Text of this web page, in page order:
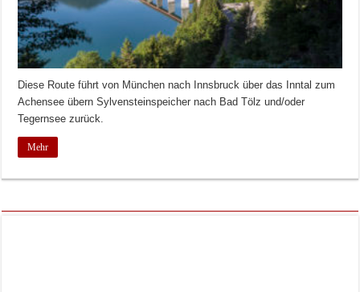
Diese Route führt von München nach Innsbruck über das Inntal zum
Achensee übern Sylvensteinspeicher nach Bad Tölz und/oder
Tegernsee zurück.
Mehr